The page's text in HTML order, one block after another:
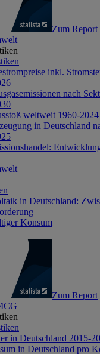
Zum Report
inkl.
nach
weltweit 1960-2024
in Deutschland
in Deutschland:
Konsum
Zum Report
in Deutschland 2015-
in Deutschland pro